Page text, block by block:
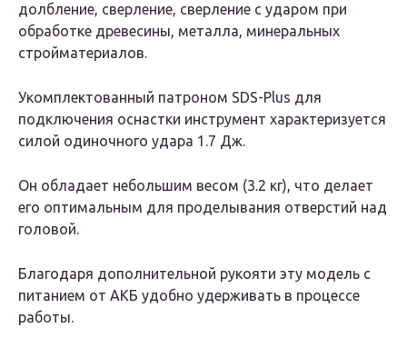
долбление, сверление, сверление с ударом при
обработке древесины, металла, минеральных
стройматериалов.
Укомплектованный патроном SDS-Plus для
подключения оснастки инструмент характеризуется
силой одиночного удара 1.7 Дж.
Он обладает небольшим весом (3.2 кг), что делает
его оптимальным для проделывания отверстий над
головой.
Благодаря дополнительной рукояти эту модель с
питанием от АКБ удобно удерживать в процессе
работы.